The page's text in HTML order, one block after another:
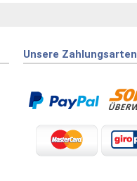
Unsere Zahlungsarten